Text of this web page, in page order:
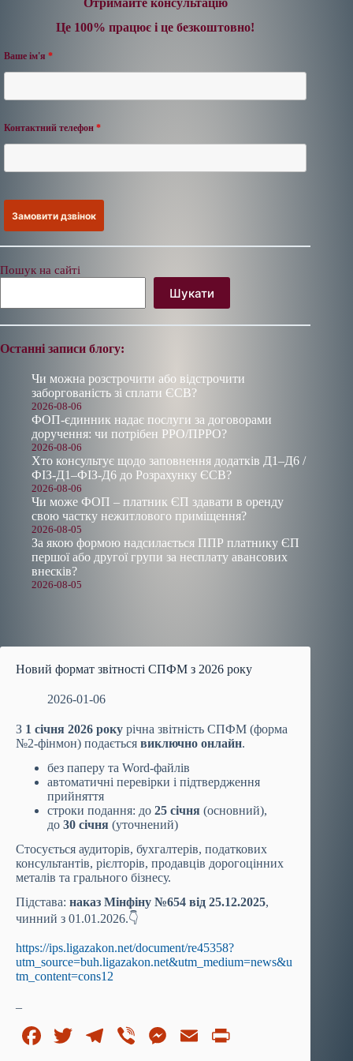
Новий формат звітності СПФМ з 2026 року
2026-01-06
З 1 січня 2026 року річна звітність СПФМ (форма
№2-фінмон) подається виключно онлайн.
без паперу та Word-файлів
автоматичні перевірки і підтвердження
прийняття
строки подання: до 25 січня (основний),
до 30 січня (уточнений)
Стосується аудиторів, бухгалтерів, податкових
консультантів, рієлторів, продавців дорогоцінних
металів та грального бізнесу.
Підстава: наказ Мінфіну №654 від 25.12.2025,
чинний з 01.01.2026.👇
https://ips.ligazakon.net/document/re45358?
utm_source=buh.ligazakon.net&utm_medium=news&u
tm_content=cons12
Fa T
Te Vi
M
E
Це 100% працює і це безкоштовно!
Ваше ім'я *
Контактний телефон *
Пошук на сайті
Шукати
Останні записи блогу:
Чи можна розстрочити або відстрочити
заборгованість зі сплати ЄСВ?
2026-08-06
ФОП-єдинник надає послуги за договорами
доручення: чи потрібен РРО/ПРРО?
2026-08-06
Хто консультує щодо заповнення додатків Д1–Д6 /
ФІЗ-Д1–ФІЗ-Д6 до Розрахунку ЄСВ?
2026-08-06
Чи може ФОП – платник ЄП здавати в оренду
свою частку нежитлового приміщення?
2026-08-05
За якою формою надсилається ППР платнику ЄП
першої або другої групи за несплату авансових
внесків?
2026-08-05